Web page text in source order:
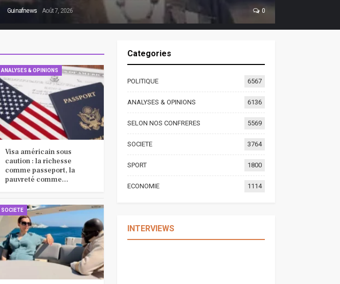
Guinafnews Août 7, 2026 0
ANALYSES & OPINIONS
Visa américain sous
caution : la richesse
comme passeport, la
pauvreté comme…
SOCIETE
Categories
POLITIQUE 6567
ANALYSES & OPINIONS 6136
SELON NOS CONFRERES 5569
SOCIETE 3764
SPORT 1800
ECONOMIE 1114
INTERVIEWS